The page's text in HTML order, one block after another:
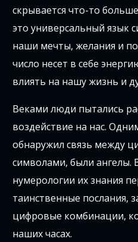
скрывается что-то
это универсальный
наши мечты, желания и
число несет в себе
влиять на нашу жизнь и
Веками люди пытались
воздействие на нас.
обнаружил связь между
символами, были ангелы.
нумерологии их знания
таинственные послания,
цифровые комбинации,
наших часах.